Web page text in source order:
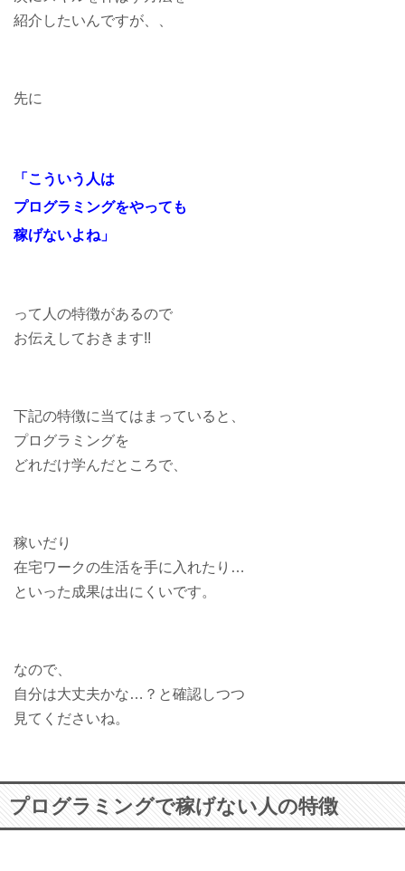
紹介したいんですが、、
先に
「こういう人は
プログラミングをやっても
稼げないよね」
って人の特徴があるので
お伝えしておきます!!
下記の特徴に当てはまっていると、
プログラミングを
どれだけ学んだところで、
稼いだり
在宅ワークの生活を手に入れたり…
といった成果は出にくいです。
なので、
自分は大丈夫かな…？と確認しつつ
見てくださいね。
プログラミングで稼げない人の特徴